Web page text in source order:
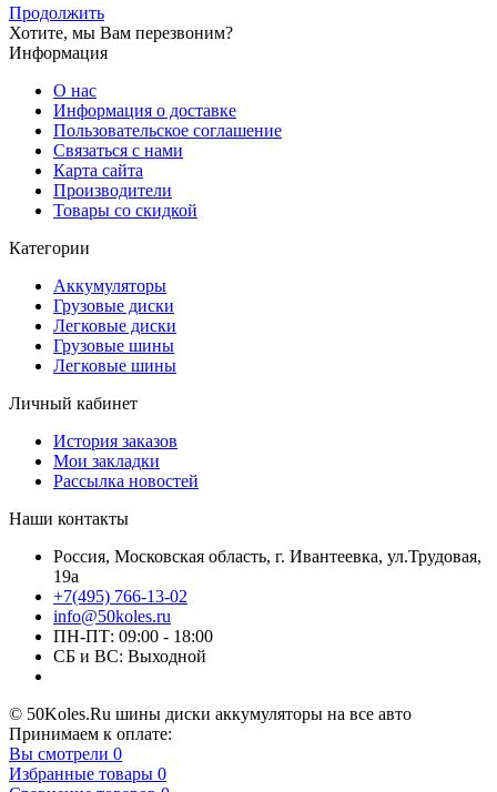
Продолжить
Хотите, мы Вам перезвоним?
Информация
О нас
Информация о доставке
Пользовательское соглашение
Связаться с нами
Карта сайта
Производители
Товары со скидкой
Категории
Аккумуляторы
Грузовые диски
Легковые диски
Грузовые шины
Легковые шины
Личный кабинет
История заказов
Мои закладки
Рассылка новостей
Наши контакты
Россия, Московская область, г. Ивантеевка, ул.Трудовая,
19а
+7(495) 766-13-02
info@50koles.ru
ПН-ПТ: 09:00 - 18:00
СБ и ВС: Выходной
© 50Koles.Ru шины диски аккумуляторы на все авто
Принимаем к оплате:
Вы смотрели 0
Избранные товары 0